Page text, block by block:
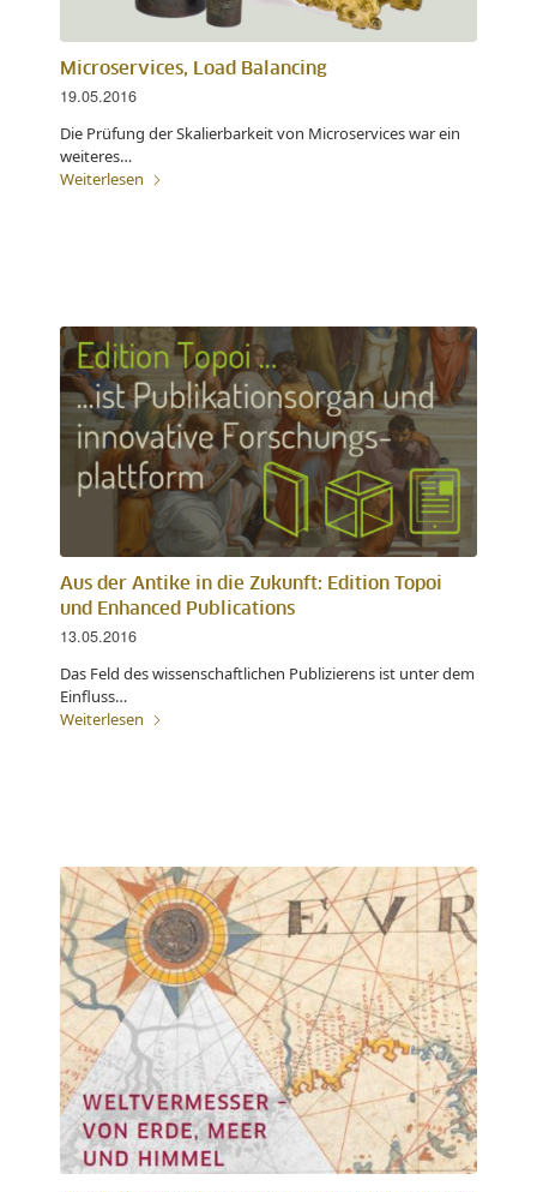
Microservices, Load Balancing
19.05.2016
Die Prüfung der Skalierbarkeit von Microservices war ein
weiteres…
Weiterlesen
Aus der Antike in die Zukunft: Edition Topoi
und Enhanced Publications
13.05.2016
Das Feld des wissenschaftlichen Publizierens ist unter dem
Einfluss…
Weiterlesen